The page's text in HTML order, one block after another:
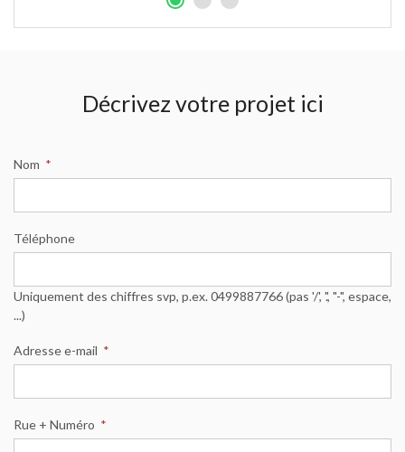
Décrivez votre projet ici
Nom *
Téléphone
Uniquement des chiffres svp, p.ex. 0499887766 (pas '/', '.', "-", espace,
...)
Adresse e-mail *
Rue + Numéro *